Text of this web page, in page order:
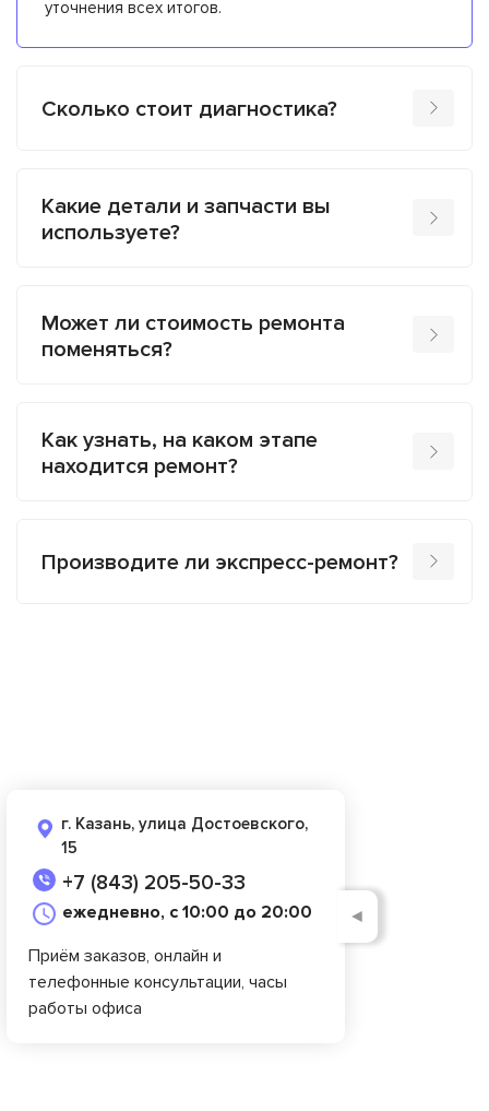
уточнения всех итогов.
Сколько стоит диагностика?
Какие детали и запчасти вы
используете?
Может ли стоимость ремонта
поменяться?
Как узнать, на каком этапе
находится ремонт?
Производите ли экспресс-ремонт?
г. Казань, улица Достоевского,
15
+7 (843) 205-50-33
ежедневно, с 10:00 до 20:00
Приём заказов, онлайн и
телефонные консультации, часы
работы офиса
◄